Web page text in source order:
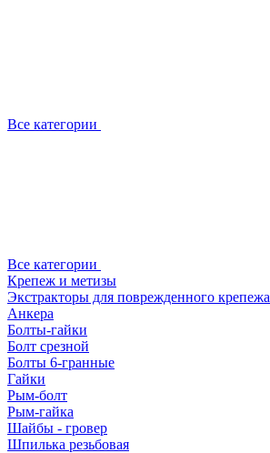
Все категории
Все категории
Крепеж и метизы
Экстракторы для поврежденного крепежа
Анкера
Болты-гайки
Болт срезной
Болты 6-гранные
Гайки
Рым-болт
Рым-гайка
Шайбы - гровер
Шпилька резьбовая